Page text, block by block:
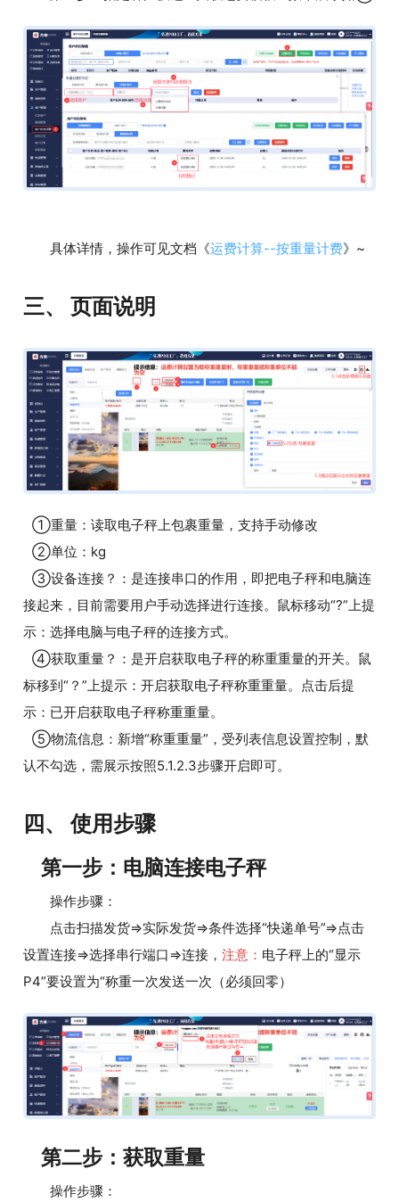
具体详情，操作可见文档《运费计算--按重量计费》~
三、 页面说明
①重量：读取电子秤上包裹重量，支持手动修改
②单位：kg
③设备连接？：是连接串口的作用，即把电子秤和电脑连
接起来，目前需要用户手动选择进行连接。鼠标移动“?”上提
示：选择电脑与电子秤的连接方式。
④获取重量？：是开启获取电子秤的称重重量的开关。鼠
标移到“？”上提示：开启获取电子秤称重重量。点击后提
示：已开启获取电子秤称重重量。
⑤物流信息：新增“称重重量”，受列表信息设置控制，默
认不勾选，需展示按照5.1.2.3步骤开启即可。
四、 使用步骤
第一步：电脑连接电子秤
操作步骤：
点击扫描发货=>实际发货=>条件选择“快递单号”=>点击
设置连接=>选择串行端口=>连接， 注意： 电子秤上的“显示
P4”要设置为“称重一次发送一次（必须回零）
第二步：获取重量
操作步骤：